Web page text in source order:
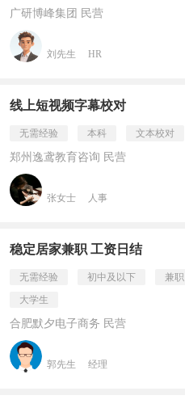
广研博峰集团 民营
刘先生 HR
线上短视频字幕校对
无需经验 本科 文本校对
郑州逸鸢教育咨询 民营
张女士 人事
稳定居家兼职 工资日结
无需经验 初中及以下 兼职
大学生
合肥默夕电子商务 民营
郭先生 经理